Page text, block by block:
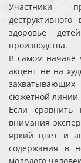
Участники
здоровье
производства.
В самом начале
акцент не на
сюжетной линии,
Если сравнить
внимания
яркий цвет и
содержания в